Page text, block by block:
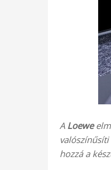
A Loewe
hozzá a